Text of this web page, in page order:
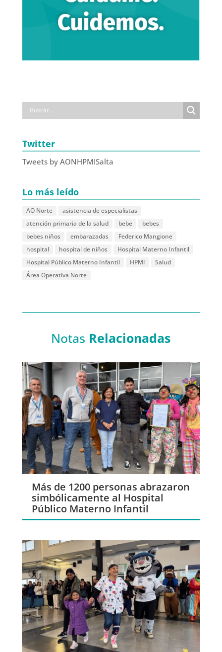
Twitter
Tweets by AONHPMISalta
Lo más leído
AO Norte
asistencia de especialistas
atención primaria de la salud
bebe
bebes
bebes niños
embarazadas
Federico Mangione
hospital
hospital de niños
Hospital Materno Infantil
Hospital Público Materno Infantil
HPMI
Salud
Área Operativa Norte
Notas Relacionadas
Más de 1200 personas abrazaron
simbólicamente al Hospital
Público Materno Infantil